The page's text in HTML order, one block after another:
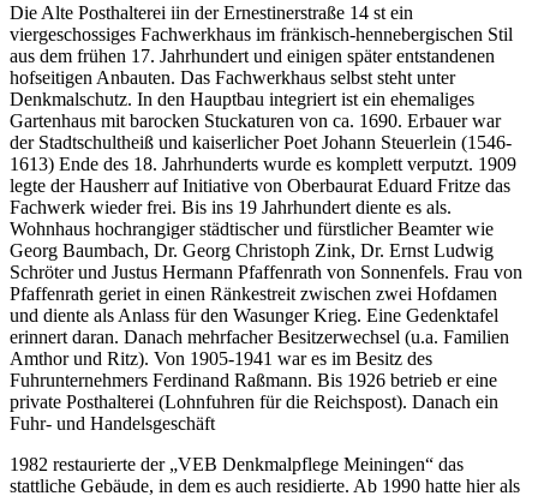
Die Alte Posthalterei iin der Ernestinerstraße 14 st ein
viergeschossiges Fachwerkhaus im fränkisch-hennebergischen Stil
aus dem frühen 17. Jahrhundert und einigen später entstandenen
hofseitigen Anbauten. Das Fachwerkhaus selbst steht unter
Denkmalschutz. In den Hauptbau integriert ist ein ehemaliges
Gartenhaus mit barocken Stuckaturen von ca. 1690. Erbauer war
der Stadtschultheiß und kaiserlicher Poet Johann Steuerlein (1546-
1613) Ende des 18. Jahrhunderts wurde es komplett verputzt. 1909
legte der Hausherr auf Initiative von Oberbaurat Eduard Fritze das
Fachwerk wieder frei. Bis ins 19 Jahrhundert diente es als.
Wohnhaus hochrangiger städtischer und fürstlicher Beamter wie
Georg Baumbach, Dr. Georg Christoph Zink, Dr. Ernst Ludwig
Schröter und Justus Hermann Pfaffenrath von Sonnenfels. Frau von
Pfaffenrath geriet in einen Ränkestreit zwischen zwei Hofdamen
und diente als Anlass für den Wasunger Krieg. Eine Gedenktafel
erinnert daran. Danach mehrfacher Besitzerwechsel (u.a. Familien
Amthor und Ritz). Von 1905-1941 war es im Besitz des
Fuhrunternehmers Ferdinand Raßmann. Bis 1926 betrieb er eine
private Posthalterei (Lohnfuhren für die Reichspost). Danach ein
Fuhr- und Handelsgeschäft
1982 restaurierte der „VEB Denkmalpflege Meiningen“ das
stattliche Gebäude, in dem es auch residierte. Ab 1990 hatte hier als